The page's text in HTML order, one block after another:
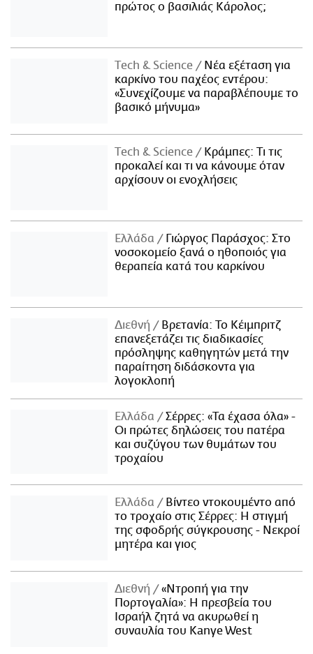
πρώτος ο βασιλιάς Κάρολος;
Τech & Science
Νέα εξέταση για
καρκίνο του παχέος εντέρου:
«Συνεχίζουμε να παραβλέπουμε το
βασικό μήνυμα»
Τech & Science
Κράμπες: Τι τις
προκαλεί και τι να κάνουμε όταν
αρχίσουν οι ενοχλήσεις
Ελλάδα
Γιώργος Παράσχος: Στο
νοσοκομείο ξανά ο ηθοποιός για
θεραπεία κατά του καρκίνου
Διεθνή
Βρετανία: Το Κέιμπριτζ
επανεξετάζει τις διαδικασίες
πρόσληψης καθηγητών μετά την
παραίτηση διδάσκοντα για
λογοκλοπή
Ελλάδα
Σέρρες: «Τα έχασα όλα» -
Οι πρώτες δηλώσεις του πατέρα
και συζύγου των θυμάτων του
τροχαίου
Ελλάδα
Βίντεο ντοκουμέντο από
το τροχαίο στις Σέρρες: Η στιγμή
της σφοδρής σύγκρουσης - Νεκροί
μητέρα και γιος
Διεθνή
«Ντροπή για την
Πορτογαλία»: Η πρεσβεία του
Ισραήλ ζητά να ακυρωθεί η
συναυλία του Kanye West